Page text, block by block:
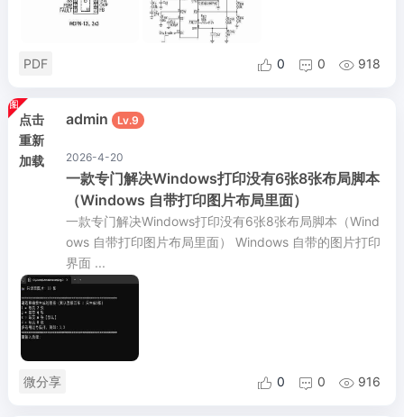
PDF  0  0  918
点击
重新
加载
admin Lv.9
2026-4-20
一款专门解决Windows打印没有6张8张布局脚本
（Windows 自带打印图片布局里面）
一款专门解决Windows打印没有6张8张布局脚本（Wind
ows 自带打印图片布局里面） Windows 自带的图片打印
界面 ...
微分享  0  0  916